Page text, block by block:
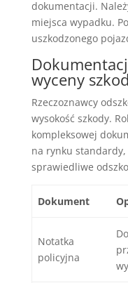
dokumentacji.
miejsca wypadku.
uszkodzonego
wyceny
Rzeczoznawcy
wysokość szkody.
kompleksowej
na rynku
sprawiedliwe
Dokument
Notatka
policyjna